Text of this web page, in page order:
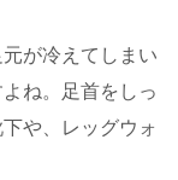
が冷えてしまい
ね。足首をしっ
や、レッグウォ